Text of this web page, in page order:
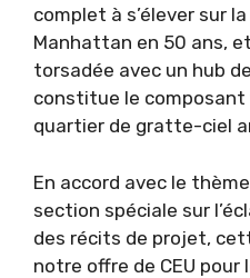
complet à s’élever sur
Manhattan en 50 ans,
torsadée avec un hub
constitue le composant
quartier de gratte-ciel
En accord avec le
section spéciale sur
des récits de projet,
notre offre de CEU